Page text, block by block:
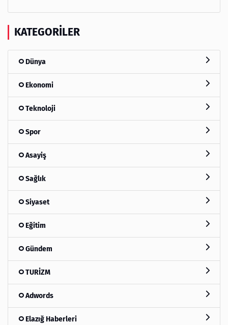
KATEGORILER
Dünya
Ekonomi
Teknoloji
Spor
Asayiş
Sağlık
Siyaset
Eğitim
Gündem
TURİZM
Adwords
Elazığ Haberleri